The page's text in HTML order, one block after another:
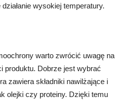
wysokiej temperatury.
warto zwrócić uwagę na
produktu. Dobrze jest wybrać
zawiera składniki nawilżające i
olejki czy proteiny. Dzięki temu